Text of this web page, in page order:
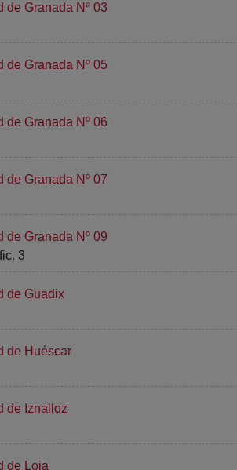
de Granada Nº 03
de Granada Nº 05
de Granada Nº 06
de Granada Nº 07
de Granada Nº 09
3
de Guadix
de Huéscar
de Iznalloz
de Loja